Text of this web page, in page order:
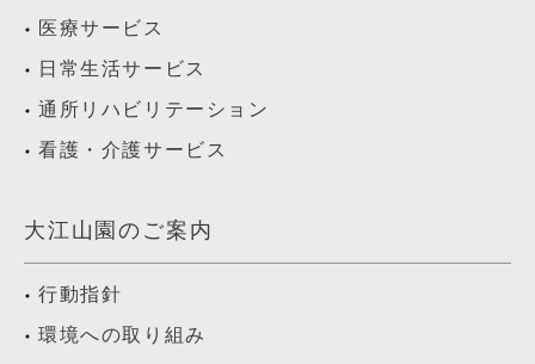
医療サービス
日常生活サービス
通所リハビリテーション
看護・介護サービス
大江山園のご案内
行動指針
環境への取り組み